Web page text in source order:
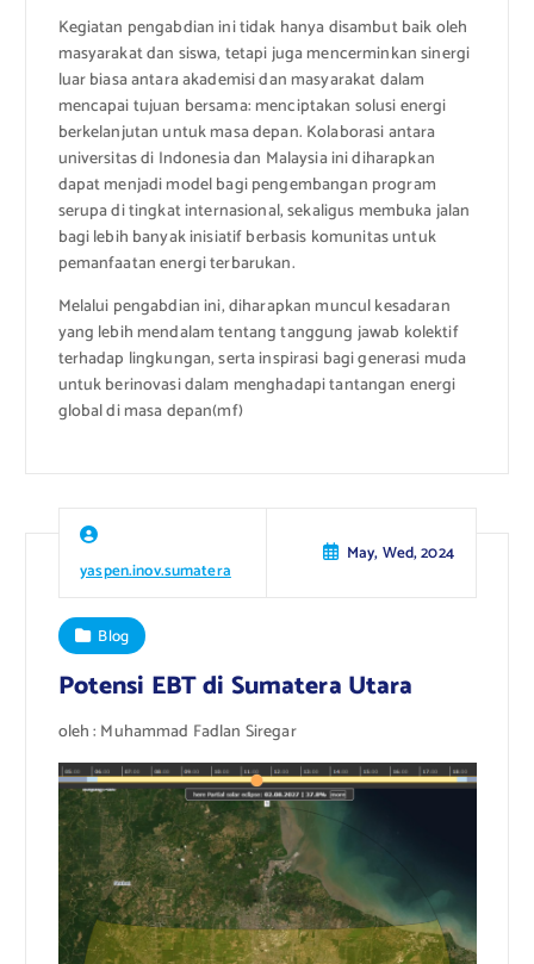
Kegiatan pengabdian ini tidak hanya disambut baik oleh
masyarakat dan siswa, tetapi juga mencerminkan sinergi
luar biasa antara akademisi dan masyarakat dalam
mencapai tujuan bersama: menciptakan solusi energi
berkelanjutan untuk masa depan. Kolaborasi antara
universitas di Indonesia dan Malaysia ini diharapkan
dapat menjadi model bagi pengembangan program
serupa di tingkat internasional, sekaligus membuka jalan
bagi lebih banyak inisiatif berbasis komunitas untuk
pemanfaatan energi terbarukan.
Melalui pengabdian ini, diharapkan muncul kesadaran
yang lebih mendalam tentang tanggung jawab kolektif
terhadap lingkungan, serta inspirasi bagi generasi muda
untuk berinovasi dalam menghadapi tantangan energi
global di masa depan(mf)
yaspen.inov.sumatera
May, Wed, 2024
Blog
Potensi EBT di Sumatera Utara
oleh : Muhammad Fadlan Siregar